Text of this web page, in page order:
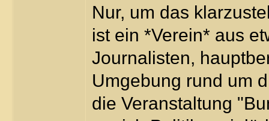
Nur, um das
ist ein *Verein* aus
Journalisten,
Umgebung rund um
die Veranstaltung